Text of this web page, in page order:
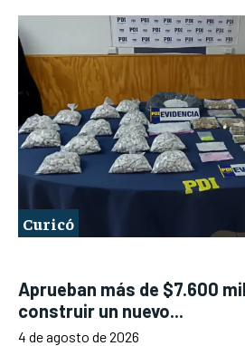
Curicó
Aprueban más de $7.600
construir un nuevo...
4 de agosto de 2026